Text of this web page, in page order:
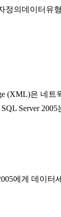
정의데이터유
(XML)은 네
Server
에게 데이